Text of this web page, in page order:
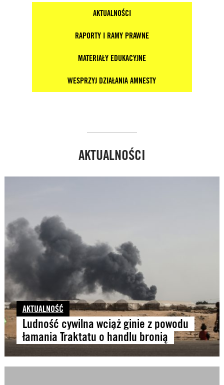
AKTUALNOŚCI
RAPORTY I RAMY PRAWNE
MATERIAŁY EDUKACYJNE
WESPRZYJ DZIAŁANIA AMNESTY
AKTUALNOŚCI
AKTUALNOŚĆ
Ludność cywilna wciąż ginie z powodu
łamania Traktatu o handlu bronią